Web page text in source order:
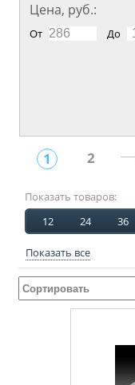
Цена, руб.:
От До
1 2
Показать товаров:
12
24 36
Показать все